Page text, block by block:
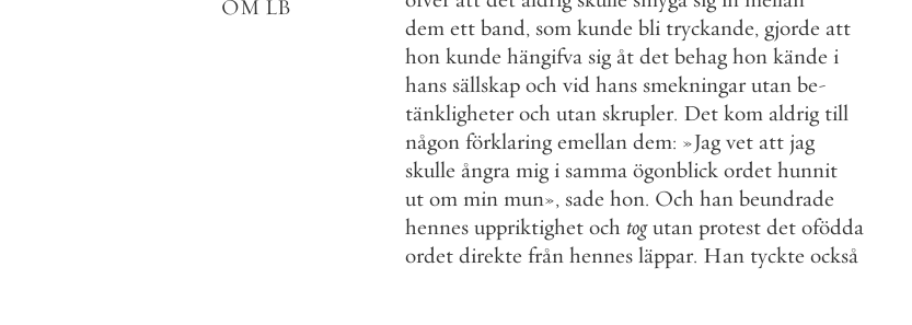
OM LB
dem ett band, som kunde bli tryckande, gjorde att
hon kunde hängifva sig åt det behag hon kände i
hans sällskap och vid hans smekningar utan be-
tänkligheter och utan skrupler. Det kom aldrig till
någon förklaring emellan dem: »Jag vet att jag
skulle ångra mig i samma ögonblick ordet hunnit
ut om min mun», sade hon. Och han beundrade
hennes uppriktighet och tog utan protest det ofödda
ordet direkte från hennes läppar. Han tyckte också